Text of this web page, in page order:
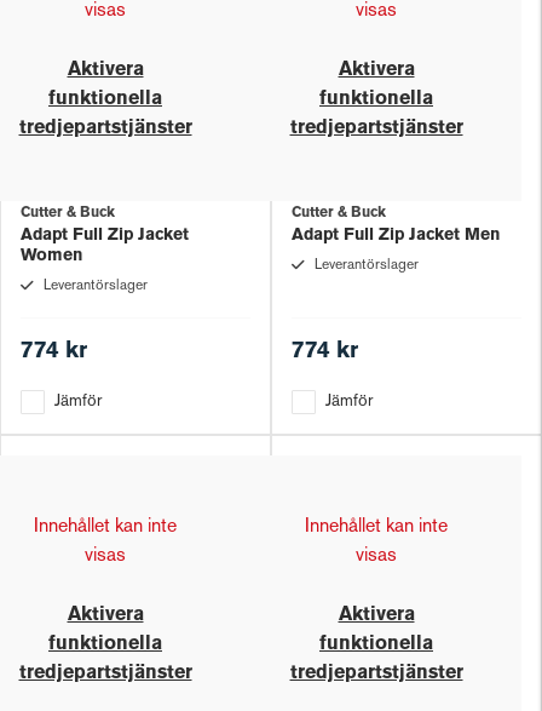
visas
Aktivera
funktionella
tredjepartstjänster
Cutter & Buck
Adapt Full Zip Jacket
Women
Leverantörslager
774 kr
Jämför
visas
Aktivera
funktionella
tredjepartstjänster
Cutter & Buck
Adapt Full Zip Jacket Men
Leverantörslager
774 kr
Jämför
Innehållet kan inte
visas
Aktivera
funktionella
tredjepartstjänster
Innehållet kan inte
visas
Aktivera
funktionella
tredjepartstjänster